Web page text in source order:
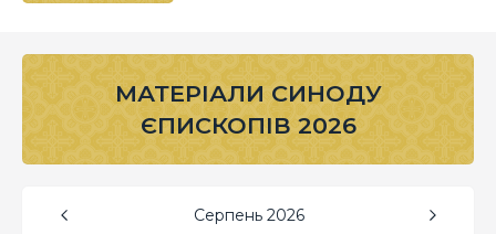
МАТЕРІАЛИ СИНОДУ
ЄПИСКОПІВ 2026
Серпень 2026